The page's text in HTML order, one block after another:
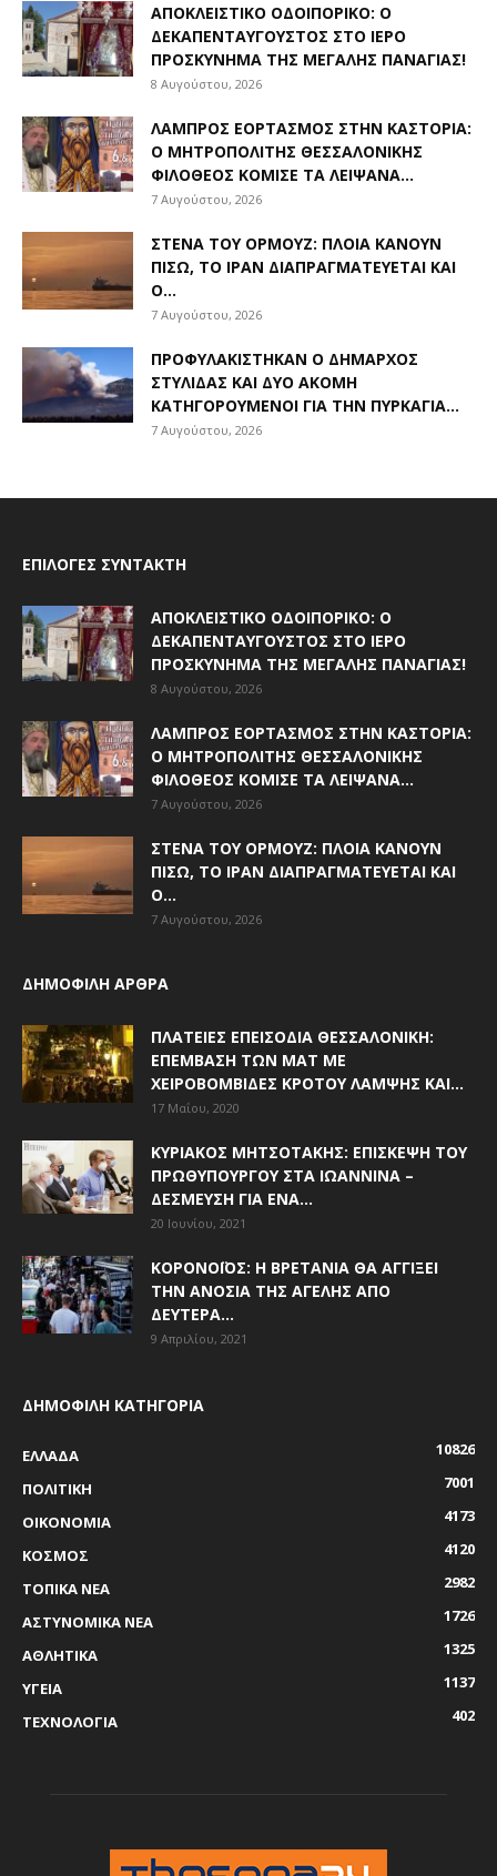
ΑΠΟΚΛΕΙΣΤΙΚΟ ΟΔΟΙΠΟΡΙΚΟ: Ο
ΔΕΚΑΠΕΝΤΑΎΓΟΥΣΤΟΣ ΣΤΟ ΙΕΡΌ
ΠΡΟΣΚΎΝΗΜΑ ΤΗΣ ΜΕΓΆΛΗΣ ΠΑΝΑΓΊΑΣ!
8 Αυγούστου, 2026
ΛΑΜΠΡΌΣ ΕΟΡΤΑΣΜΌΣ ΣΤΗΝ ΚΑΣΤΟΡΙΆ:
Ο ΜΗΤΡΟΠΟΛΊΤΗΣ ΘΕΣΣΑΛΟΝΊΚΗΣ
ΦΙΛΌΘΕΟΣ ΚΌΜΙΣΕ ΤΑ ΛΕΊΨΑΝΑ...
7 Αυγούστου, 2026
ΣΤΕΝΆ ΤΟΥ ΟΡΜΟΎΖ: ΠΛΟΊΑ ΚΆΝΟΥΝ
ΠΊΣΩ, ΤΟ ΙΡΆΝ ΔΙΑΠΡΑΓΜΑΤΕΎΕΤΑΙ ΚΑΙ
Ο...
7 Αυγούστου, 2026
ΠΡΟΦΥΛΑΚΊΣΤΗΚΑΝ Ο ΔΉΜΑΡΧΟΣ
ΣΤΥΛΊΔΑΣ ΚΑΙ ΔΎΟ ΑΚΌΜΗ
ΚΑΤΗΓΟΡΟΎΜΕΝΟΙ ΓΙΑ ΤΗΝ ΠΥΡΚΑΓΙΆ...
7 Αυγούστου, 2026
ΕΠΙΛΟΓΈΣ ΣΥΝΤΆΚΤΗ
ΑΠΟΚΛΕΙΣΤΙΚΟ ΟΔΟΙΠΟΡΙΚΟ: Ο
ΔΕΚΑΠΕΝΤΑΎΓΟΥΣΤΟΣ ΣΤΟ ΙΕΡΌ
ΠΡΟΣΚΎΝΗΜΑ ΤΗΣ ΜΕΓΆΛΗΣ ΠΑΝΑΓΊΑΣ!
8 Αυγούστου, 2026
ΛΑΜΠΡΌΣ ΕΟΡΤΑΣΜΌΣ ΣΤΗΝ ΚΑΣΤΟΡΙΆ:
Ο ΜΗΤΡΟΠΟΛΊΤΗΣ ΘΕΣΣΑΛΟΝΊΚΗΣ
ΦΙΛΌΘΕΟΣ ΚΌΜΙΣΕ ΤΑ ΛΕΊΨΑΝΑ...
7 Αυγούστου, 2026
ΣΤΕΝΆ ΤΟΥ ΟΡΜΟΎΖ: ΠΛΟΊΑ ΚΆΝΟΥΝ
ΠΊΣΩ, ΤΟ ΙΡΆΝ ΔΙΑΠΡΑΓΜΑΤΕΎΕΤΑΙ ΚΑΙ
Ο...
7 Αυγούστου, 2026
ΔΗΜΟΦΙΛΗ ΑΡΘΡΑ
ΠΛΑΤΕΊΕΣ ΕΠΕΙΣΌΔΙΑ ΘΕΣΣΑΛΟΝΊΚΗ:
ΕΠΈΜΒΑΣΗ ΤΩΝ ΜΑΤ ΜΕ
ΧΕΙΡΟΒΟΜΒΊΔΕΣ ΚΡΌΤΟΥ ΛΆΜΨΗΣ ΚΑΙ...
17 Μαΐου, 2020
ΚΥΡΙΆΚΟΣ ΜΗΤΣΟΤΆΚΗΣ: ΕΠΊΣΚΕΨΗ ΤΟΥ
ΠΡΩΘΥΠΟΥΡΓΟΎ ΣΤΑ ΙΩΆΝΝΙΝΑ –
ΔΈΣΜΕΥΣΗ ΓΙΑ ΈΝΑ...
20 Ιουνίου, 2021
ΚΟΡΟΝΟΪΌΣ: Η ΒΡΕΤΑΝΊΑ ΘΑ ΑΓΓΊΞΕΙ
ΤΗΝ ΑΝΟΣΊΑ ΤΗΣ ΑΓΈΛΗΣ ΑΠΌ
ΔΕΥΤΈΡΑ...
9 Απριλίου, 2021
ΔΗΜΟΦΙΛΗ ΚΑΤΗΓΟΡΙΑ
ΕΛΛΑΔΑ
10826
ΠΟΛΙΤΙΚΗ
7001
ΟΙΚΟΝΟΜΙΑ
4173
ΚΟΣΜΟΣ
4120
ΤΟΠΙΚΑ ΝΕΑ
2982
ΑΣΤΥΝΟΜΙΚΑ ΝΕΑ
1726
ΑΘΛΗΤΙΚΑ
1325
ΥΓΕΙΑ
1137
ΤΕΧΝΟΛΟΓΙΑ
402